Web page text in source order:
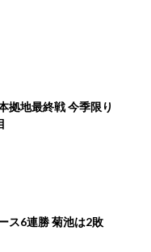
拠地最終戦 今季限り
ス6連勝 菊池は2敗